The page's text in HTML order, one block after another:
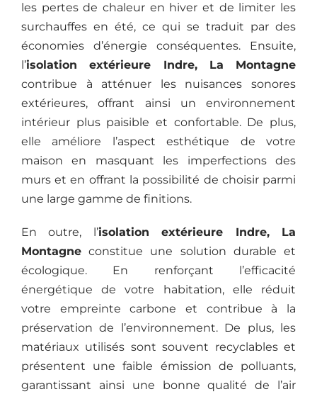
les pertes de chaleur en hiver et de limiter les
surchauffes en été, ce qui se traduit par des
économies d’énergie conséquentes. Ensuite,
l’isolation extérieure Indre, La Montagne
contribue à atténuer les nuisances sonores
extérieures, offrant ainsi un environnement
intérieur plus paisible et confortable. De plus,
elle améliore l’aspect esthétique de votre
maison en masquant les imperfections des
murs et en offrant la possibilité de choisir parmi
une large gamme de finitions.
En outre, l’isolation extérieure Indre, La
Montagneconstitue une solution durable et
écologique. En renforçant l’efficacité
énergétique de votre habitation, elle réduit
votre empreinte carbone et contribue à la
préservation de l’environnement. De plus, les
matériaux utilisés sont souvent recyclables et
présentent une faible émission de polluants,
garantissant ainsi une bonne qualité de l’air